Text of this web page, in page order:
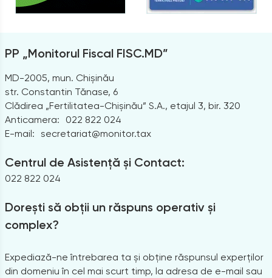
PP „Monitorul Fiscal FISC.MD”
MD-2005, mun. Chișinău
str. Constantin Tănase, 6
Clădirea „Fertilitatea-Chișinău” S.A., etajul 3, bir. 320
Anticamera:
022 822 024
E-mail: secretariat@monitor.tax
Centrul de Asistență și Contact:
022 822 024
Dorești să obții un răspuns operativ și
complex?
Expediază-ne întrebarea ta și obține răspunsul experților
din domeniu în cel mai scurt timp, la adresa de e-mail sau